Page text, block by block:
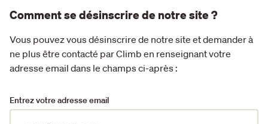
Comment se désinscrire de notre site ?
Vous pouvez vous désinscrire de notre site et demander à
ne plus être contacté par Climb en renseignant votre
adresse email dans le champs ci-après :
Entrez votre adresse email